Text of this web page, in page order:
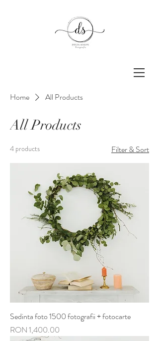
Home All Products
All Products
4 products Filter & Sort
Sedinta foto 1500 fotografii + fotocarte
Price
RON 1,400.00